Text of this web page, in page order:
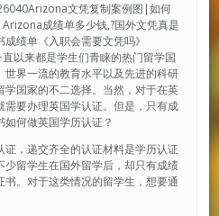
文凭复制案例图|如何
成绩单多少钱,?国外文凭真是
绩单《入职会需要文凭吗》
以来都是学生们青睐的热门留学国
界一流的教育水平以及先进的科研
国家的不二选择。当然，对于在英
要办理英国学认证。但是，只有成
何做英国学历认证？
，递交齐全的认证材料是学历认证
留学生在国外留学后，却只有成绩
。对于这类情况的留学生，想要通